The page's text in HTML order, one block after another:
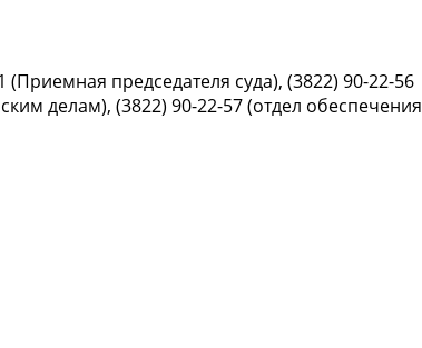
председателя суда), (3822) 90-22-56
делам), (3822) 90-22-57 (отдел обеспечения